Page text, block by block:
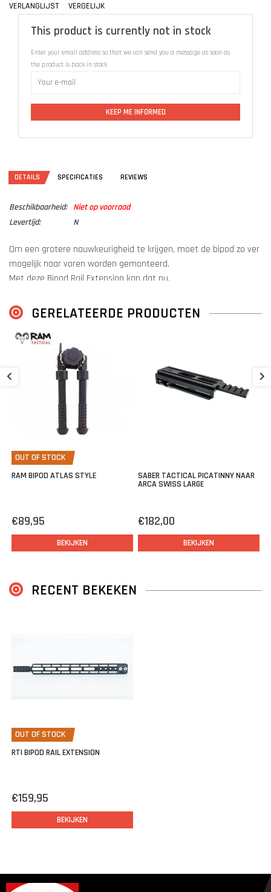
VERLANGLIJST VERGELIJK
This product is currently not in stock
Enter your email address so that we can send you a message as soon as
the product is back in stock
KEEP ME INFORMED
DETAILS SPECIFICATIES REVIEWS
Beschikbaarheid:
Niet op voorraad
Levertijd:
N
Om een ​​grotere nauwkeurigheid te krijgen, moet de bipod zo ver
mogelijk naar voren worden gemonteerd.
Met deze Bipod Rail Extension kan dat nu.
Bevat 22mm picatinny, Arca Swiss, en T-slots voor accessoires.
GERELATEERDE PRODUCTEN
OUT OF STOCK
RAM BIPOD ATLAS STYLE
€89,95
BEKIJKEN
SABER TACTICAL PICATINNY NAAR
ARCA SWISS LARGE
€182,00
BEKIJKEN
RECENT BEKEKEN
OUT OF STOCK
RTI BIPOD RAIL EXTENSION
€159,95
BEKIJKEN